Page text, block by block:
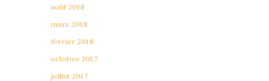
août 2018
mars 2018
février 2018
octobre 2017
juillet 2017